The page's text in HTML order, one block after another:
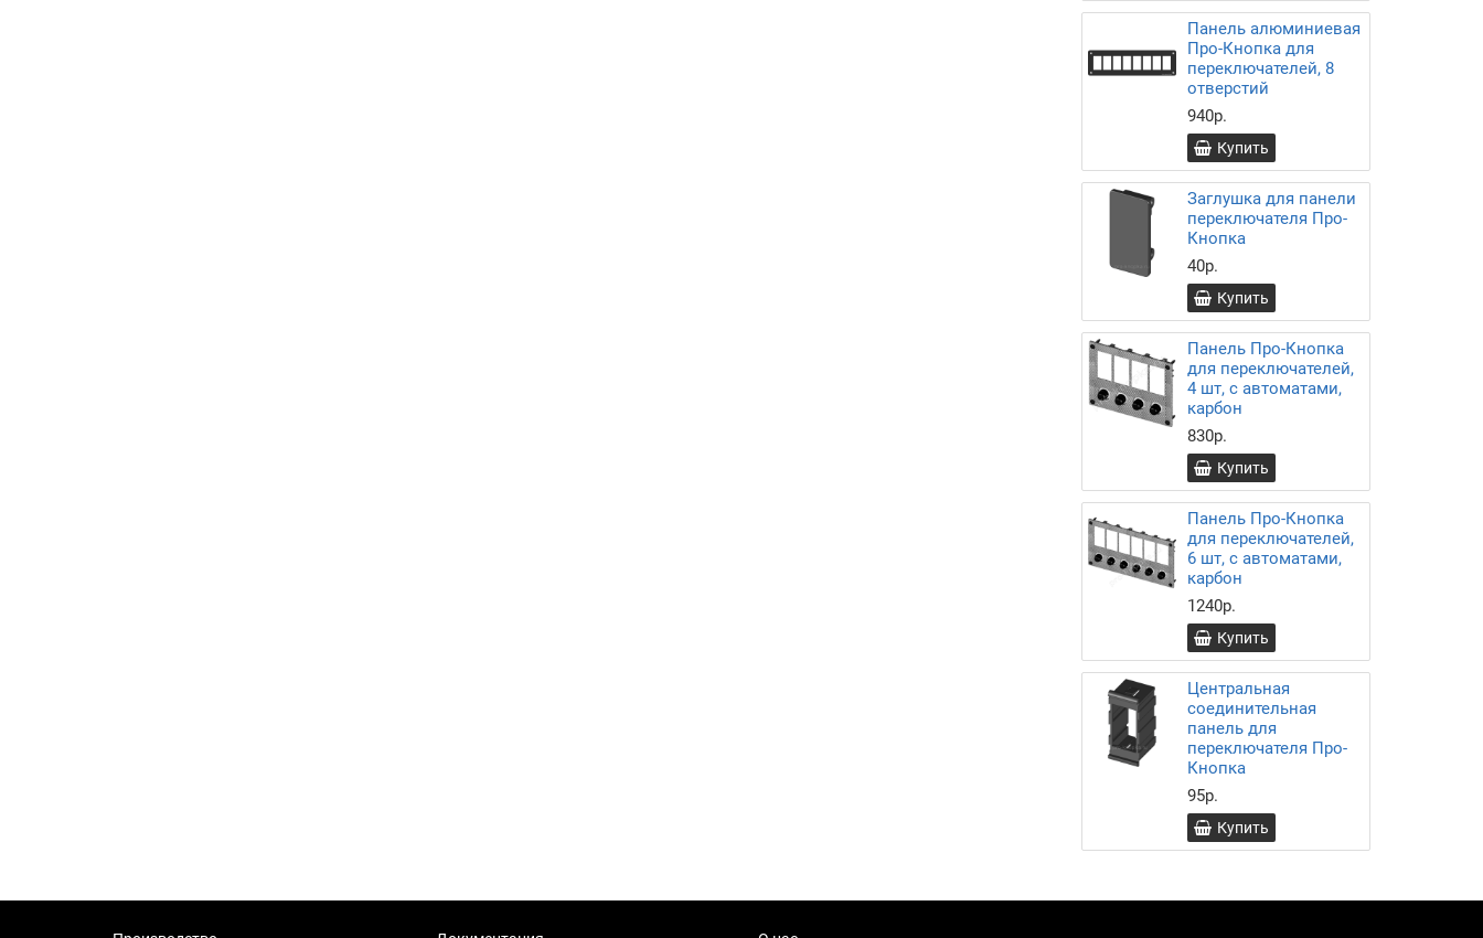
Панель алюминиевая
Про-Кнопка для
переключателей, 8
отверстий
940р.
Купить
Заглушка для панели
переключателя Про-
Кнопка
40р.
Купить
Панель Про-Кнопка
для переключателей,
4 шт, с автоматами,
карбон
830р.
Купить
Панель Про-Кнопка
для переключателей,
6 шт, с автоматами,
карбон
1240р.
Купить
Центральная
соединительная
панель для
переключателя Про-
Кнопка
95р.
Купить